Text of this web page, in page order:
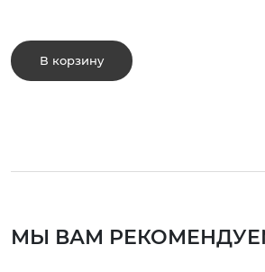
В корзину
МЫ ВАМ